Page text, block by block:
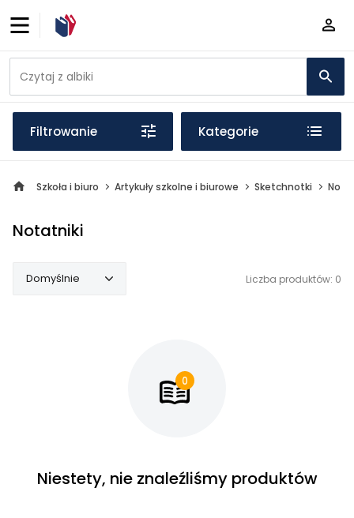
Filtrowanie Kategorie
Szkoła i biuro Artykuły szkolne i biurowe Sketchnotki
Notatniki
Domyślnie
Od najstarszych
Liczba produktów: 0
Niestety, nie znaleźliśmy produktów